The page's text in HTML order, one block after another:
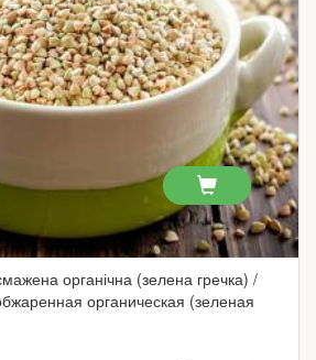
органічна (зелена гречка) /
органическая (зеленая